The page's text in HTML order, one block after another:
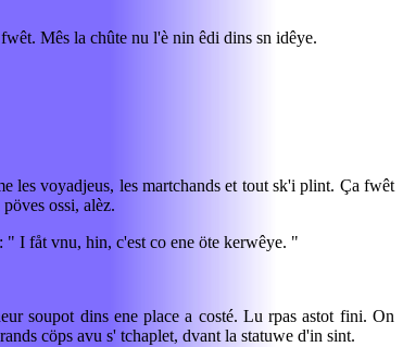
Mês la chûte nu l'è nin êdi dins sn idêye.
les voyadjeus, les martchands et tout sk'i plint. Ça fwêt
ossi, alèz.
" I fåt vnu, hin, c'est co ene öte kerwêye. "
soupot dins ene place a costé. Lu rpas astot fini. On
cöps avu s' tchaplet, dvant la statuwe d'in sint.